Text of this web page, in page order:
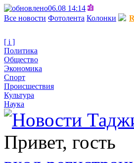
06.08 14:14
Все новости Фотолента Колонки
[ i ]
Политика
Общество
Экономика
Спорт
Происшествия
Культура
Наука
Привет, гость